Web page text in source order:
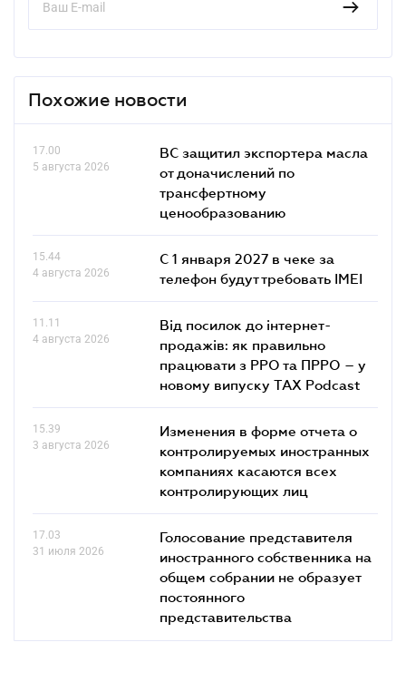
Похожие новости
17.00
5 августа 2026
ВС защитил экспортера масла
от доначислений по
трансфертному
ценообразованию
15.44
4 августа 2026
С 1 января 2027 в чеке за
телефон будут требовать IMEI
11.11
4 августа 2026
Від посилок до інтернет-
продажів: як правильно
працювати з РРО та ПРРО – у
новому випуску TAX Podcast
15.39
3 августа 2026
Изменения в форме отчета о
контролируемых иностранных
компаниях касаются всех
контролирующих лиц
17.03
31 июля 2026
Голосование представителя
иностранного собственника на
общем собрании не образует
постоянного
представительства